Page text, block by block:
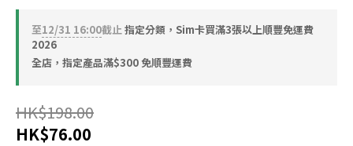
至12/31 16:00截止指定分類，Sim卡買滿3張以上順豐免運費
2026
全店，指定產品滿$300 免順豐運費
HK$198.00
HK$76.00